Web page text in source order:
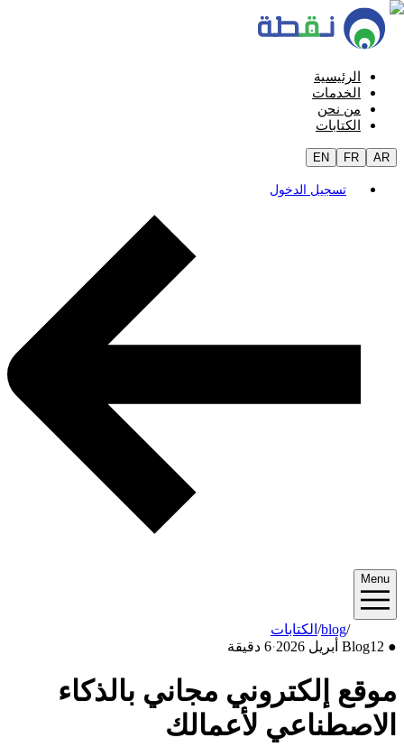
الرئيسية
الخدمات
من نحن
الكتابات
EN FR AR
تسجيل الدخول
Menu
الكتابات/blog
●
Blog 12 أبريل 2026 ·6 دقيقة
موقع إلكتروني مجاني بالذكاء
الاصطناعي لأعمالك